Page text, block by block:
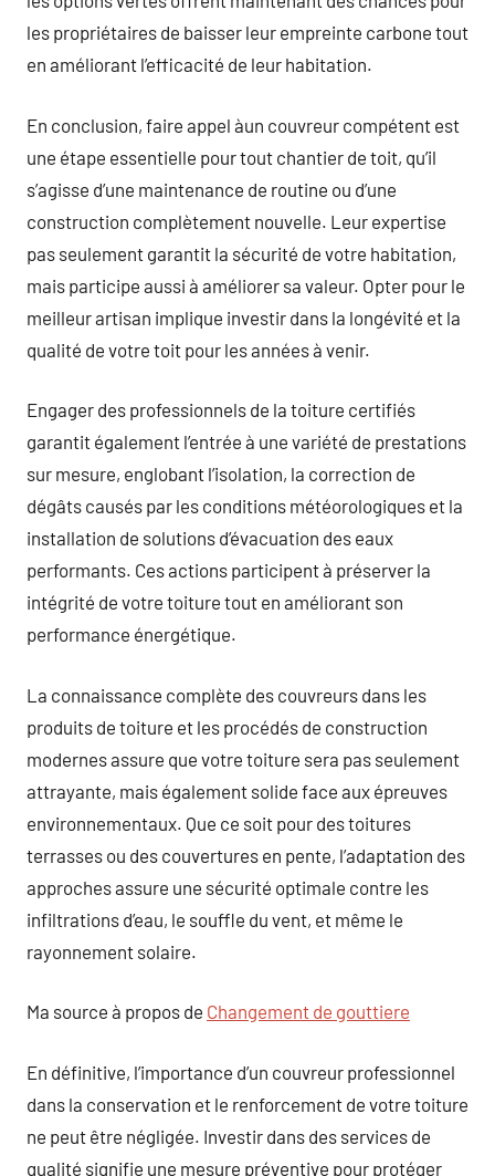
les propriétaires de baisser leur empreinte carbone tout
en améliorant l’efficacité de leur habitation.
En conclusion, faire appel àun couvreur compétent est
une étape essentielle pour tout chantier de toit, qu’il
s’agisse d’une maintenance de routine ou d’une
construction complètement nouvelle. Leur expertise
pas seulement garantit la sécurité de votre habitation,
mais participe aussi à améliorer sa valeur. Opter pour le
meilleur artisan implique investir dans la longévité et la
qualité de votre toit pour les années à venir.
Engager des professionnels de la toiture certifiés
garantit également l’entrée à une variété de prestations
sur mesure, englobant l’isolation, la correction de
dégâts causés par les conditions météorologiques et la
installation de solutions d’évacuation des eaux
performants. Ces actions participent à préserver la
intégrité de votre toiture tout en améliorant son
performance énergétique.
La connaissance complète des couvreurs dans les
produits de toiture et les procédés de construction
modernes assure que votre toiture sera pas seulement
attrayante, mais également solide face aux épreuves
environnementaux. Que ce soit pour des toitures
terrasses ou des couvertures en pente, l’adaptation des
approches assure une sécurité optimale contre les
infiltrations d’eau, le souffle du vent, et même le
rayonnement solaire.
Ma source à propos de Changement de gouttiere
En définitive, l’importance d’un couvreur professionnel
dans la conservation et le renforcement de votre toiture
ne peut être négligée. Investir dans des services de
qualité signifie une mesure préventive pour protéger